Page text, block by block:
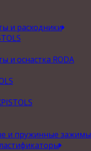
и расходники
и оснастка RODA
и пружинные зажимы